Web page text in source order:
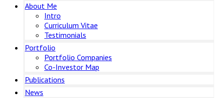
About Me
Intro
Curriculum Vitae
Testimonials
Portfolio
Portfolio Companies
Co-Investor Map
Publications
News